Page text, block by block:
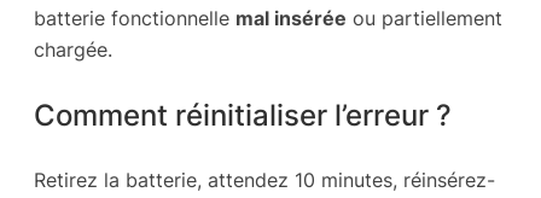
batterie fonctionnelle mal insérée ou partiellement
chargée.
Comment réinitialiser l’erreur ?
Retirez la batterie, attendez 10 minutes, réinsérez-